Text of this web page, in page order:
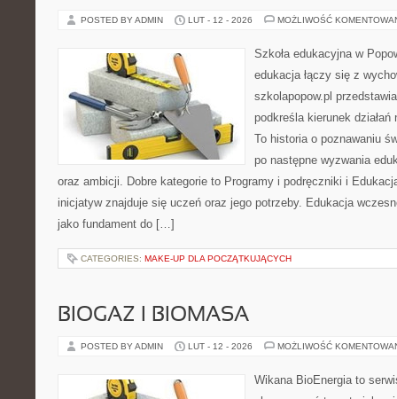
POSTED BY ADMIN LUT - 12 - 2026 MOŻLIWOŚĆ
Szkoła edukacyjna w
edukacja łączy się z
szkolapopow.pl
podkreśla kierunek
To historia o poznawaniu
po następne wyzwania
oraz ambicji. Dobre kategorie to Programy i podręczniki i
inicjatyw znajduje się uczeń oraz jego potrzeby. Edukacja
jako fundament do […]
CATEGORIES: MAKE-UP DLA POCZĄTKUJĄCYCH
BIOGAZ I BIOMASA
POSTED BY ADMIN LUT - 12 - 2026 MOŻLIWOŚĆ
Wikana BioEnergia to